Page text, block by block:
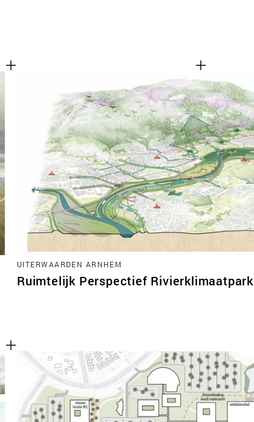
UITERWAARDEN ARNHEM
Ruimtelijk Perspectief Rivierklimaatpark